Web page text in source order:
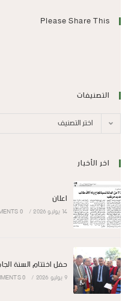
Please Share This
التصنيفات
اختر التصنيف
اخر الأخبار
اعلان
14 يوليو 2026 /
0 COMMENTS
حفل اختتام السنة الجامعية
9 يوليو 2026 /
0 COMMENTS